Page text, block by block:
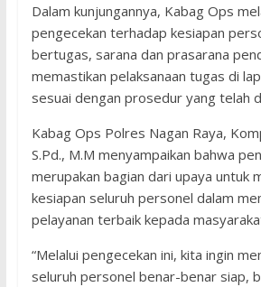
Dalam kunjungannya, Kabag Ops
pengecekan terhadap kesiapan
bertugas, sarana dan prasarana
memastikan pelaksanaan tugas di
sesuai dengan prosedur yang telah
Kabag Ops Polres Nagan Raya,
S.Pd., M.M menyampaikan bahwa
merupakan bagian dari upaya untuk
kesiapan seluruh personel dalam
pelayanan terbaik kepada
“Melalui pengecekan ini, kita ingin
seluruh personel benar-benar siap,